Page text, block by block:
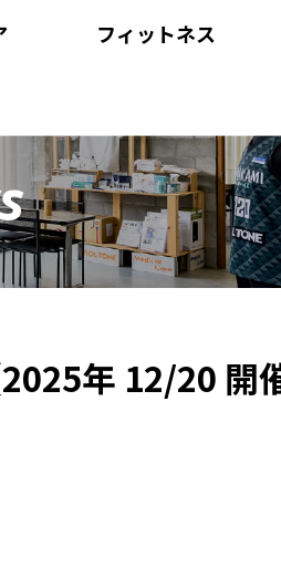
ラインナップ紹介
オーダー方法
フィットネス
サービス紹介
申し込みへの流れ
ミッション
ダー方法
フィ
フィッ
申し込
ータ
年 12/20 開